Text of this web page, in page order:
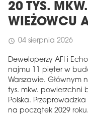
20 TYS.
WIEŻOWCU
schedule 04 sierpnia 2026
Deweloperzy AFI i
najmu 11 pięter w
Warszawie. Głównym
tys. mkw. powierzchni
Polska.
na początek 2029 roku.